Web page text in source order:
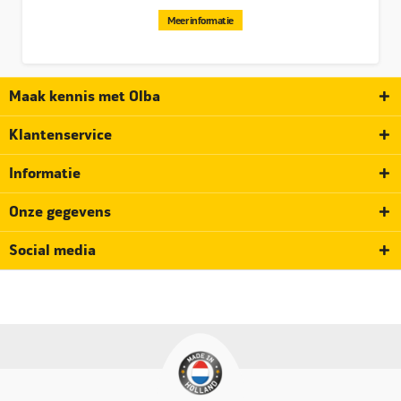
Meer informatie
Maak kennis met Olba
Klantenservice
Informatie
Onze gegevens
Social media